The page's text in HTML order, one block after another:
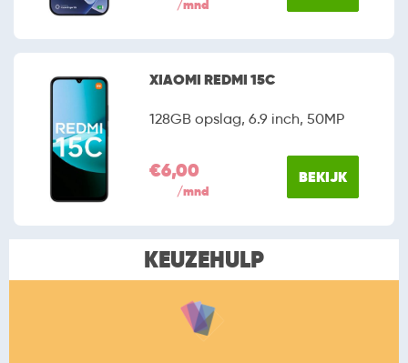
/mnd
XIAOMI REDMI 15C
128GB opslag, 6.9 inch, 50MP
€6,00
/mnd
BEKIJK
KEUZEHULP